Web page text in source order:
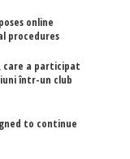
online
procedures
care a participat
într-un club
to continue